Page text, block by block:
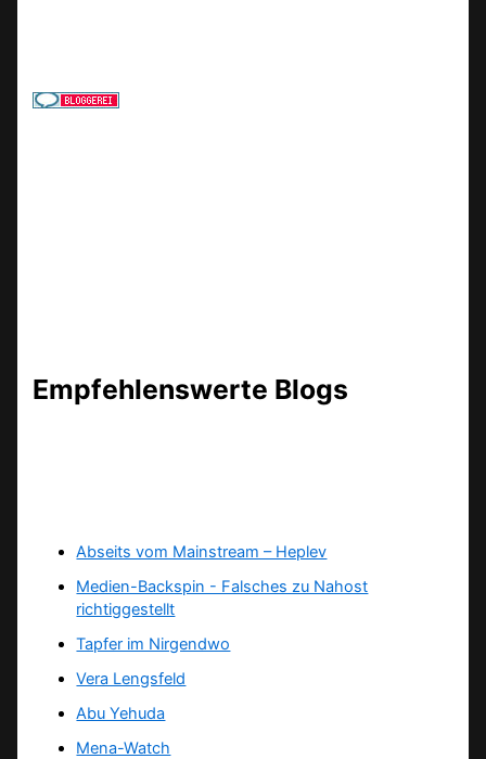
Empfehlenswerte Blogs
Abseits vom Mainstream – Heplev
Medien-Backspin - Falsches zu Nahost
richtiggestellt
Tapfer im Nirgendwo
Vera Lengsfeld
Abu Yehuda
Mena-Watch